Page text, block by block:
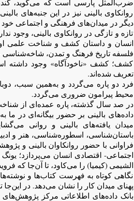
ضرب‌المثل پارسی است که می‌گوید،
روانکاوی بالینی نیز در این جنبه‌های
دیگر در میدان‌های فرهنگی و اجتماعی
تازه و تازگی در روانکاوی بالینی، وجود
انسان و داستان کشف و شناخت علمی او
فلسفه تاریخ فرهنگ و تمدن،
کشف؛ کشف «ناخودآگاه» وجود داشته
تعریف شده‌اند.
فرد دو پاره می‌گردد و به‌همین سبب،
محیط پیرامون ضروری می‌گردد.
در صد سال گذشته، پاره عمده‌ای از شناخت
داده‌های بالینی بر حضور بیگانه‌ای در ما
میدان یافته‌های بالینی و روانی
باستان‌شناسی، اسطوره‌شناسی، هنر و
فراوانی با حضور روانکاوان بالینی و
اجتماعی- اقتصادی انسان می‌پردازد؛
الشیمی (کیمیا) را می‌کاود، تا آن‌جا که
نگاهی کوتاه به فهرست کتاب‌ها و
پهنای میدان کار را نشان می‌دهد. در این‌جا
بانک داده‌های اطلاعاتی مرکز